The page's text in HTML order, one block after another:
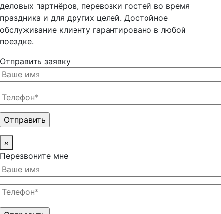
деловых партнёров, перевозки гостей во время
праздника и для других целей. Достойное
обслуживание клиенту гарантировано в любой
поездке.
Отправить заявку
×
Перезвоните мне